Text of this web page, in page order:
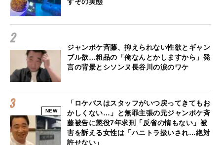
すその実態
ジャンポケ斉藤、抑えられない性欲とギャン
ブル欲…粗品の「俺なんとかしますから」発
言の背景とシソンヌ長谷川の涙のワケ
NEW
「ロケバスはスタッフがいつ戻ってきてもお
かしくない…」と無罪主張の元ジャンポケ斉
藤被告に懲役7年求刑「反省の情もない」被
害を訴える女性は「ハニトラ扱いされ…絶対
許せない」